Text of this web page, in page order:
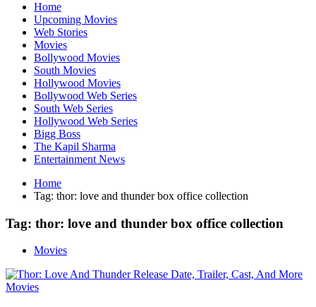
Home
Upcoming Movies
Web Stories
Movies
Bollywood Movies
South Movies
Hollywood Movies
Bollywood Web Series
South Web Series
Hollywood Web Series
Bigg Boss
The Kapil Sharma
Entertainment News
Home
Tag: thor: love and thunder box office collection
Tag: thor: love and thunder box office collection
Movies
Movies